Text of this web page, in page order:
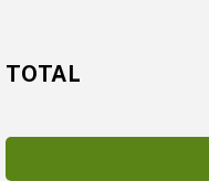
TOTAL